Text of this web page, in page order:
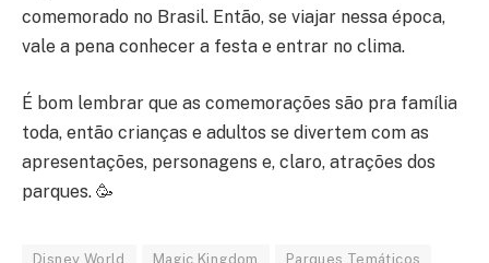
comemorado no Brasil. Então, se viajar nessa época,
vale a pena conhecer a festa e entrar no clima.
É bom lembrar que as comemorações são pra família
toda, então crianças e adultos se divertem com as
apresentações, personagens e, claro, atrações dos
parques. 🥳
Disney World Magic Kingdom Parques Temáticos